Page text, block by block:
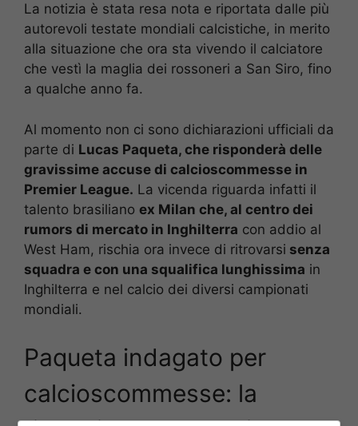
La notizia è stata resa nota e riportata dalle più
autorevoli testate mondiali calcistiche, in merito
alla situazione che ora sta vivendo il calciatore
che vestì la maglia dei rossoneri a San Siro, fino
a qualche anno fa.
Al momento non ci sono dichiarazioni ufficiali da
parte di Lucas Paqueta, che risponderà delle
gravissime accuse di calcioscommesse in
Premier League. La vicenda riguarda infatti il
talento brasiliano ex Milan che, al centro dei
rumors di mercato in Inghilterra con addio al
West Ham, rischia ora invece di ritrovarsi senza
squadra e con una squalifica lunghissima in
Inghilterra e nel calcio dei diversi campionati
mondiali.
Paqueta indagato per
calcioscommesse: la